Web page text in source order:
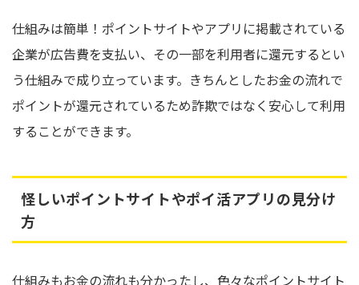
仕組みは簡単！ポイントサイトやアプリに掲載されている
企業が広告費を支払い、その一部を利用者に還元するとい
う仕組みで成り立っています。きちんとしたお金の流れで
ポイントが還元されているため詐欺ではなく安心して利用
することができます。
怪しいポイントサイトやポイ活アプリの見分け
方
仕組みもお金の流れも分かったし、色々なポイントサイト